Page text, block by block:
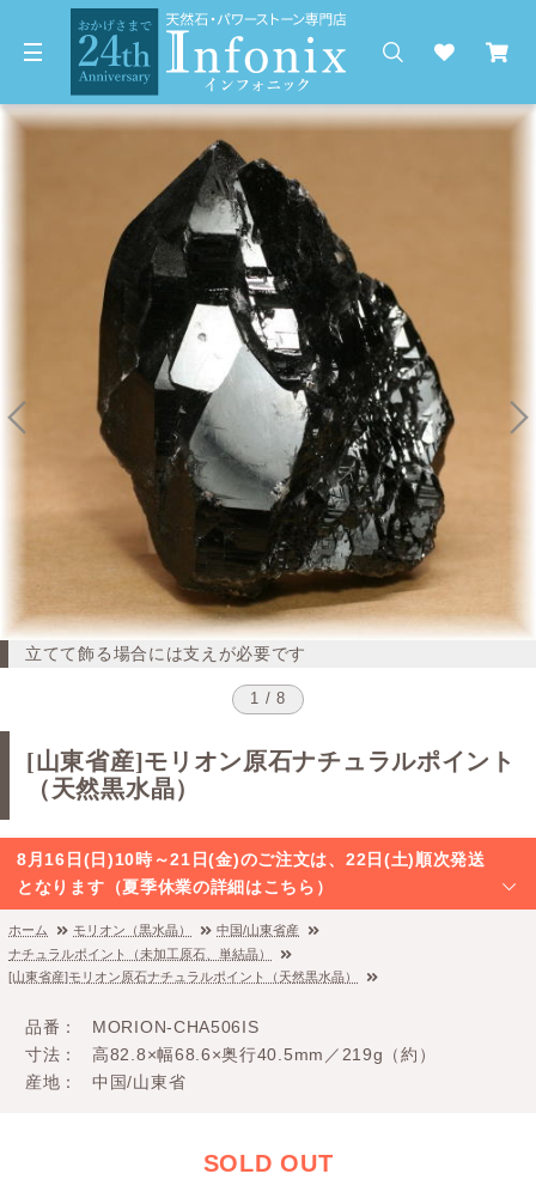
立てて飾る場合には支えが必要です
1 / 8
[山東省産]モリオン原石ナチュラルポイント
（天然黒水晶）
8月16日(日)10時～21日(金)のご注文は、22日(土)順次発送
となります（夏季休業の詳細はこちら）
ホーム モリオン（黒水晶）
中国/山東省産
ナチュラルポイント（未加工原石、単結晶）
[山東省産]モリオン原石ナチュラルポイント（天然黒水晶）
品番
MORION-CHA506IS
寸法
高82.8×幅68.6×奥行40.5mm／219g（約）
産地
中国/山東省
SOLD OUT